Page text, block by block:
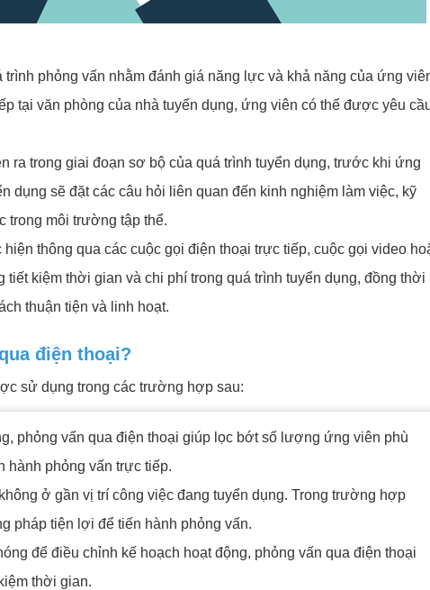
phỏng vấn nhằm đánh giá năng lực và khả năng của ứng
tại văn phòng của nhà tuyển dụng, ứng viên có thể được yêu
ra trong giai đoạn sơ bộ của quá trình tuyển dụng, trước khi ứng
dụng sẽ đặt các câu hỏi liên quan đến kinh nghiệm làm việc, kỹ
trong môi trường tập thể.
thông qua các cuộc gọi điện thoại trực tiếp, cuộc gọi video
kiệm thời gian và chi phí trong quá trình tuyển dụng, đồng thời
thuận tiện và linh hoạt.
điện thoại?
sử dụng trong các trường hợp sau:
phỏng vấn qua điện thoại giúp lọc bớt số lượng ứng viên phù
hành phỏng vấn trực tiếp.
ở gần vị trí công việc đang tuyển dụng. Trong trường hợp
pháp tiện lợi để tiến hành phỏng vấn.
để điều chỉnh kế hoạch hoạt động, phỏng vấn qua điện thoại
thời gian.